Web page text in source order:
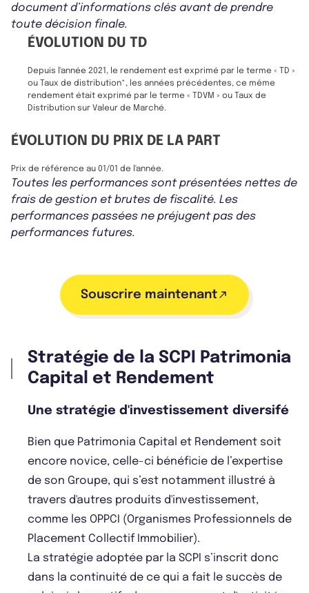
document d’informations clés avant de prendre
toute décision finale.
ÉVOLUTION DU TD
Depuis l'année 2021, le rendement est exprimé par le terme « TD »
ou Taux de distribution*, les années précédentes, ce même
rendement était exprimé par le terme « TDVM » ou Taux de
Distribution sur Valeur de Marché.
ÉVOLUTION DU PRIX DE LA PART
Prix de référence au 01/01 de l'année.
Toutes les performances sont présentées nettes de
frais de gestion et brutes de fiscalité. Les
performances passées ne préjugent pas des
performances futures.
Souscrire maintenant
Stratégie de la SCPI Patrimonia
Capital et Rendement
Une stratégie d'investissement diversifé
Bien que Patrimonia Capital et Rendement soit
encore novice, celle-ci bénéficie de l’expertise
de son Groupe, qui s’est notamment illustré à
travers d'autres produits d'investissement,
comme les OPPCI (Organismes Professionnels de
Placement Collectif Immobilier).
La stratégie adoptée par la SCPI s’inscrit donc
dans la continuité de ce qui a fait le succès de